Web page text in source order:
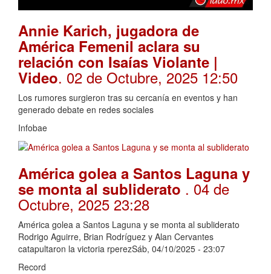
Annie Karich, jugadora de
América Femenil aclara su
relación con Isaías Violante |
Video. 02 de Octubre, 2025 12:50
Los rumores surgieron tras su cercanía en eventos y han
generado debate en redes sociales
Infobae
América golea a Santos Laguna y
se monta al subliderato . 04 de
Octubre, 2025 23:28
América golea a Santos Laguna y se monta al subliderato
Rodrigo Aguirre, Brian Rodríguez y Alan Cervantes
catapultaron la victoria rperezSáb, 04/10/2025 - 23:07
Record